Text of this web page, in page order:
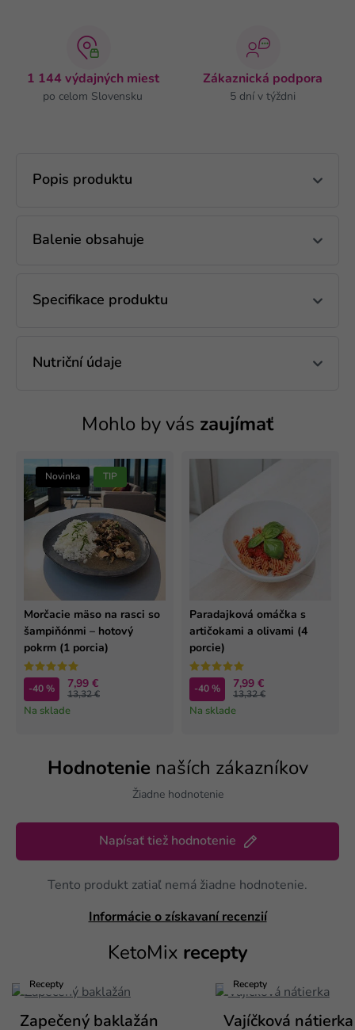
1 144 výdajných miest
po celom Slovensku
Zákaznická podpora
5 dní v týždni
Popis produktu
Balenie obsahuje
Specifikace produktu
Nutriční údaje
Mohlo by vás zaujímať
Novinka TIP
Morčacie mäso na rasci so
šampiňónmi – hotový
pokrm (1 porcia)
-40 % 7,99 €
13,32 €
Na sklade
Paradajková omáčka s
artičokami a olivami (4
porcie)
-40 % 7,99 €
13,32 €
Na sklade
Hodnotenie naších zákazníkov
Žiadne hodnotenie
Napísať tiež hodnotenie
Tento produkt zatiaľ nemá žiadne hodnotenie.
Informácie o získavaní recenzií
KetoMix recepty
Recepty
Zapečený baklažán
Recepty
Vajíčková nátierka